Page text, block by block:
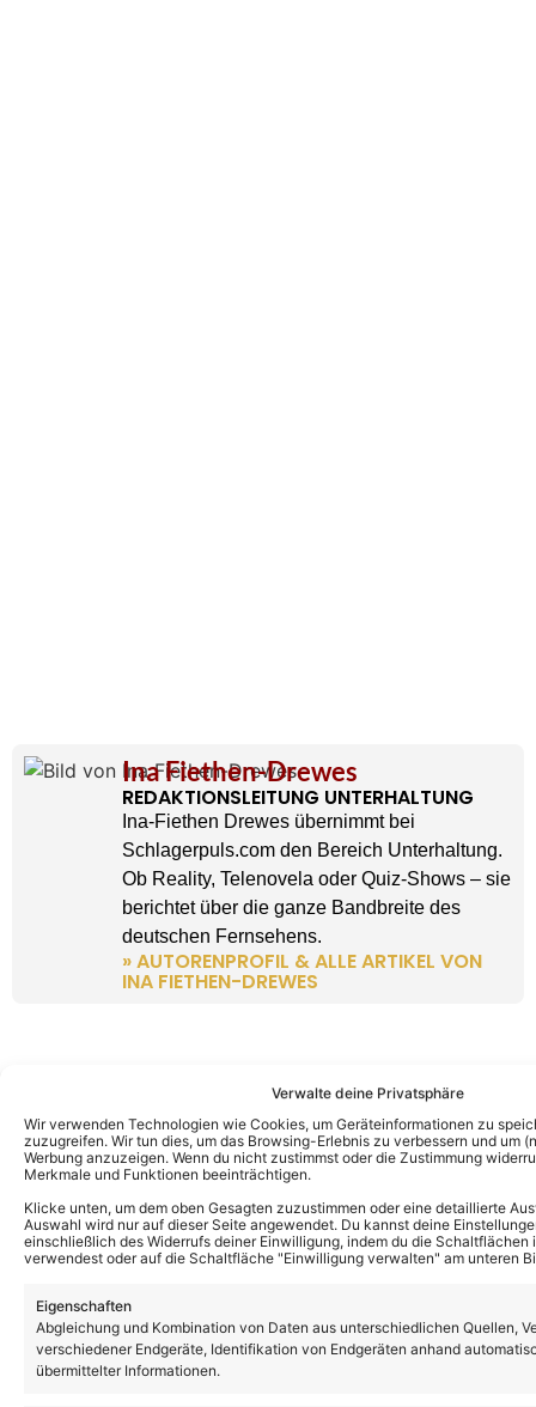
Verwalte deine Privatsphäre
Wir verwenden Technologien wie Cookies, um Geräteinformationen zu
zuzugreifen. Wir tun dies, um das Browsing-Erlebnis zu verbessern und um
Werbung anzuzeigen. Wenn du nicht zustimmst oder die Zustimmung
Merkmale und Funktionen beeinträchtigen.
Klicke unten, um dem oben Gesagten zuzustimmen oder eine detaillierte
Auswahl wird nur auf dieser Seite angewendet. Du kannst deine
einschließlich des Widerrufs deiner Einwilligung, indem du die
verwendest oder auf die Schaltfläche "Einwilligung verwalten" am unteren
Eigenschaften
Abgleichung und Kombination von Daten aus unterschiedlichen Quellen,
verschiedener Endgeräte, Identifikation von Endgeräten anhand
übermittelter Informationen.
Ina Fiethen-Drewes
REDAKTIONSLEITUNG UNTERHALTUNG
Ina-Fiethen Drewes übernimmt bei
Schlagerpuls.com den Bereich Unterhaltung.
Ob Reality, Telenovela oder Quiz-Shows – sie
berichtet über die ganze Bandbreite des
deutschen Fernsehens.
» AUTORENPROFIL & ALLE ARTIKEL VON
INA FIETHEN-DREWES